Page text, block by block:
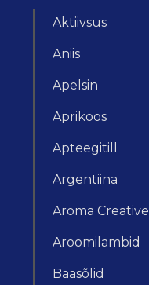
Aktiivsus
Aniis
Apelsin
Aprikoos
Apteegitill
Argentiina
Aroma Creative
Aroomilambid
Baasõlid